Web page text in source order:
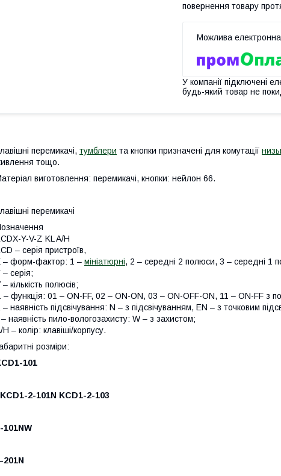
повернення товару
У компанії підключені
будь-який товар не
перемикачі, тумблери та кнопки призначені для комутації
тощо.
виготовлення: перемикачі, кнопки: нейлон 66.
перемикачі
Y-V-Z KL A/H
– серія пристроїв,
– форм-фактор: 1 – мініатюрні, 2 – середні 2 полюси, 3 – середні 1
– серія;
– кількість полюсів;
– функція: 01 – ON-FF, 02 – ON-ON, 03 – ON-OFF-ON, 11 – ON-FF з
– наявність підсвічування: N – з підсвічуванням, EN – з точковим
– наявність пило-вологозахисту: W – з захистом;
H – колір: клавіші/корпусу.
розміри:
101
KCD1-2-101N KCD1-2-103
101NW
201N